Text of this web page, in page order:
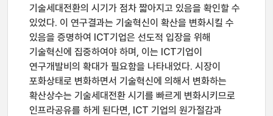
기술세대전환의 시기가 점차 짧아지고 있음을 확인할 수
있었다. 이 연구결과는 기술혁신이 확산을 변화시킬 수
있음을 증명하여 ICT기업은 선도적 입장을 위해
기술혁신에 집중하여야 하며, 이는 ICT기업이
연구개발비의 확대가 필요함을 나타내었다. 시장이
포화상태로 변화하면서 기술혁신에 의해서 변화하는
확산상수는 기술세대전환 시기를 빠르게 변화시키므로
인프라공유를 하게 된다면, ICT 기업의 원가절감과